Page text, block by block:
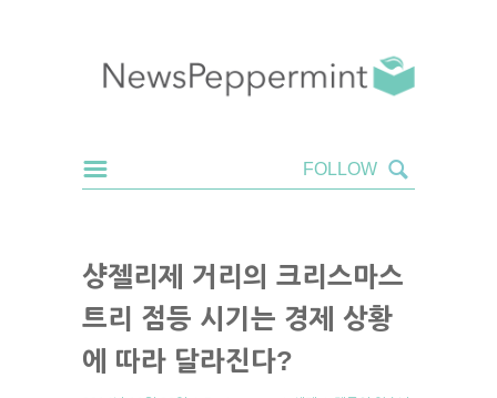
샹젤리제 거리의 크리스마스
트리 점등 시기는 경제 상황
에 따라 달라진다?